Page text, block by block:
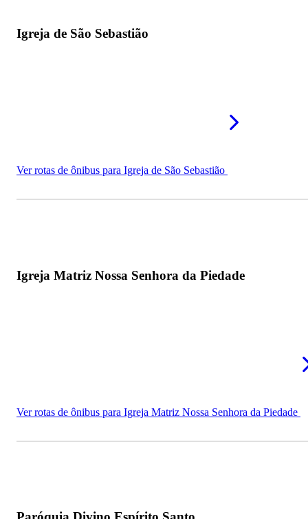
Igreja de São Sebastião
Ver rotas de ônibus para Igreja de São Sebastião
Igreja Matriz Nossa Senhora da Piedade
Ver rotas de ônibus para Igreja Matriz Nossa Senhora da Piedade